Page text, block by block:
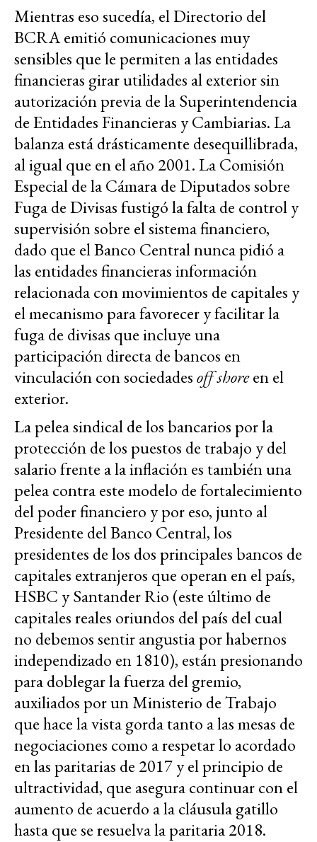
Mientras eso sucedía, el Directorio del
BCRA emitió comunicaciones muy
sensibles que le permiten a las entidades
financieras girar utilidades al exterior sin
autorización previa de la Superintendencia
de Entidades Financieras y Cambiarias. La
balanza está drásticamente desequillibrada,
al igual que en el año 2001. La Comisión
Especial de la Cámara de Diputados sobre
Fuga de Divisas fustigó la falta de control y
supervisión sobre el sistema financiero,
dado que el Banco Central nunca pidió a
las entidades financieras información
relacionada con movimientos de capitales y
el mecanismo para favorecer y facilitar la
fuga de divisas que incluye una
participación directa de bancos en
vinculación con sociedadesoff shoreen el
exterior.
La pelea sindical de los bancarios por la
protección de los puestos de trabajo y del
salario frente a la inflación es también una
pelea contra este modelo de fortalecimiento
del poder financiero y por eso, junto al
Presidente del Banco Central, los
presidentes de los dos principales bancos de
capitales extranjeros que operan en el país,
HSBC y Santander Rio (este último de
capitales reales oriundos del país del cual
no debemos sentir angustia por habernos
independizado en 1810), están presionando
para doblegar la fuerza del gremio,
auxiliados por un Ministerio de Trabajo
que hace la vista gorda tanto a las mesas de
negociaciones como a respetar lo acordado
en las paritarias de 2017 y el principio de
ultractividad, que asegura continuar con el
aumento de acuerdo a la cláusula gatillo
hasta que se resuelva la paritaria 2018.